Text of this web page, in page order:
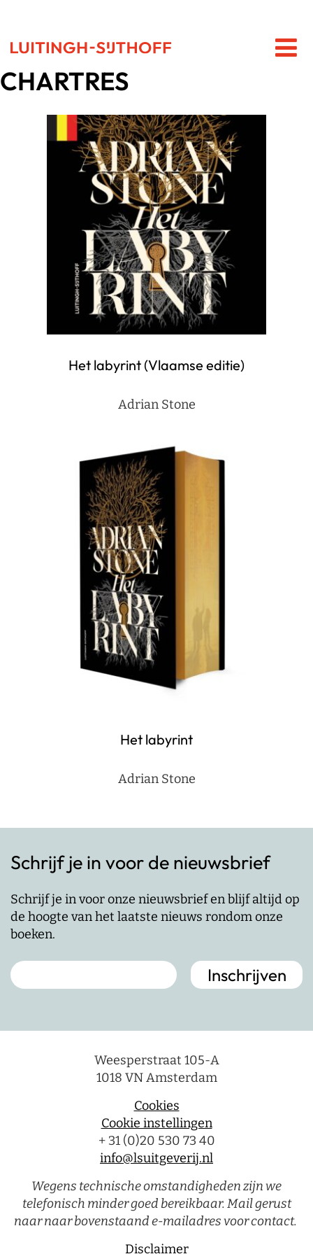
CHARTRES
Het labyrint (Vlaamse editie)
Adrian Stone
Het labyrint
Adrian Stone
Schrijf je in voor de nieuwsbrief
Schrijf je in voor onze nieuwsbrief en blijf altijd op
de hoogte van het laatste nieuws rondom onze
boeken.
Weesperstraat 105-A
1018 VN Amsterdam
Cookies
Cookie instellingen
+ 31 (0)20 530 73 40
info@lsuitgeverij.nl
Wegens technische omstandigheden zijn we
telefonisch minder goed bereikbaar. Mail gerust
naar naar bovenstaand e-mailadres voor contact.
Disclaimer